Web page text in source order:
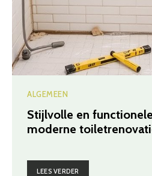
ALGEMEEN
Stijlvolle en
moderne
LEES VERDER